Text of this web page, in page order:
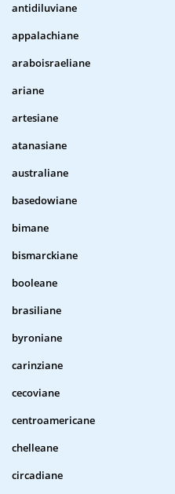
antidiluviane
appalachiane
araboisraeliane
ariane
artesiane
atanasiane
australiane
basedowiane
bimane
bismarckiane
booleane
brasiliane
byroniane
carinziane
cecoviane
centroamericane
chelleane
circadiane